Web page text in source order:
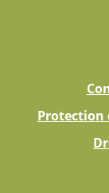
Protection